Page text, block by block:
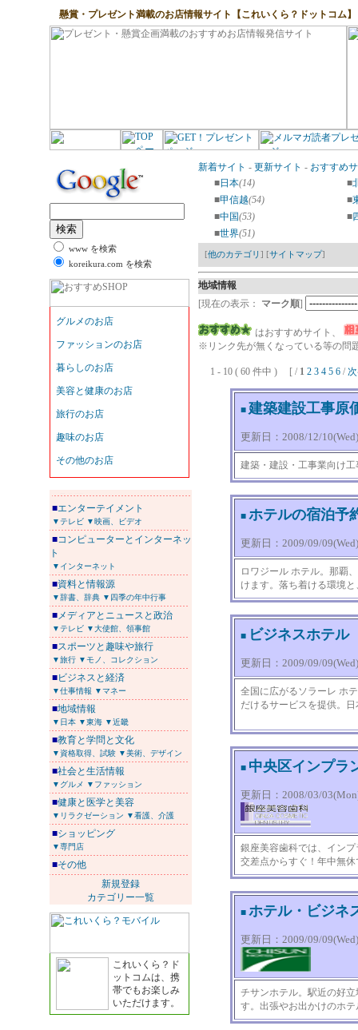
懸賞・プレゼント満載のお店情報サイト【これいくら？ドットコム】
www を検索
koreikura.com を検索
■エンターテイメント
▼テレビ ▼映画、ビデオ
■コンピューターとインターネッ
ト
▼インターネット
■資料と情報源
▼辞書、辞典 ▼四季の年中行事
■メディアとニュースと政治
▼テレビ ▼大使館、領事館
■スポーツと趣味や旅行
▼旅行 ▼モノ、コレクション
■ビジネスと経済
▼仕事情報 ▼マネー
■地域情報
▼日本 ▼東海 ▼近畿
■教育と学問と文化
▼資格取得、試験 ▼美術、デザイン
■社会と生活情報
▼グルメ ▼ファッション
■健康と医学と美容
▼リラクゼーション ▼看護、介護
■ショッピング
▼専門店
■その他
新規登録
カテゴリー一覧
これいくら？ド
ットコムは、携
帯でもお楽しみ
いただけます。
新着サイト - 更新サイト - おすすめ
■日本(14) ■
■甲信越(54) ■
■中国(53) ■
■世界(51)
[他のカテゴリ ] [サイトマップ]
地域情報
[現在の表示：
マーク順]
はおすすめサイト、
※リンク先が無くなっている等の問
1 - 10 ( 60 件中 ) [ / 1 2 3 4 5 6 /
■ 建築建設工事原
更新日：2008/12/
建築・建設・工事業向け
■ ホテルの宿泊予
更新日：2009/09/
ロワジール ホテル。那覇
けます。落ち着ける環境
■ ビジネスホテ
更新日：2009/09/
全国に広がるソラーレ ホ
だけるサービスを提供。
■ 中央区インプラ
更新日：2008/03/
銀座美容歯科では、イン
交差点からすぐ！年中無
■ ホテル・ビジネ
更新日：2009/09/
チサンホテル。駅近の好
す。出張やお出かけのホ